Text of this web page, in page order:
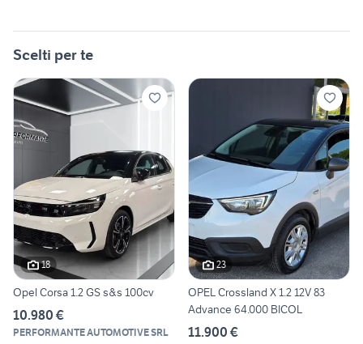
Scelti per te
18
Opel Corsa 1.2 GS s&s 100cv
10.980 €
PERFORMANTE AUTOMOTIVE SRL
23
OPEL Crossland X 1.2 12V 83
Advance 64.000 BICOL
11.900 €